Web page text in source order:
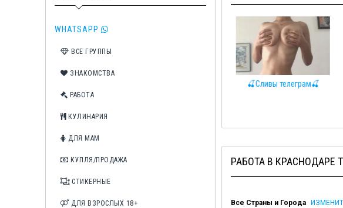
WHATSAPP
ВСЕ ГРУППЫ
ЗНАКОМСТВА
РАБОТА
КУЛИНАРИЯ
ДЛЯ МАМ
КУПЛЯ/ПРОДАЖА
СТИКЕРНЫЕ
ДЛЯ ВЗРОСЛЫХ 18+
🍒Сливы телеграм🍒
РАБОТА В КРАСНОДАРЕ
Все Страны и Города